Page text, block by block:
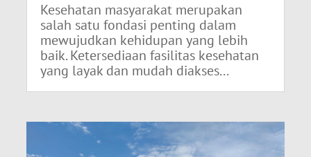
Kesehatan masyarakat merupakan
salah satu fondasi penting dalam
mewujudkan kehidupan yang lebih
baik. Ketersediaan fasilitas kesehatan
yang layak dan mudah diakses...